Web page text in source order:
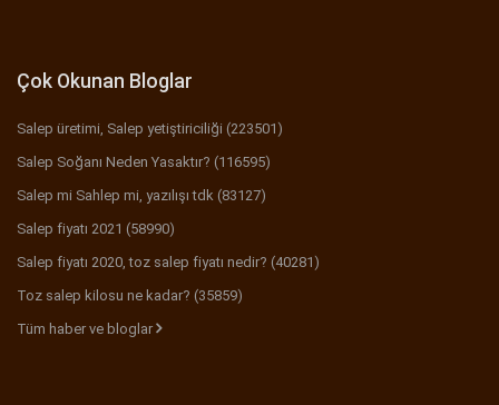
Çok Okunan Bloglar
Salep üretimi, Salep yetiştiriciliği (223501)
Salep Soğanı Neden Yasaktır? (116595)
Salep mi Sahlep mi, yazılışı tdk (83127)
Salep fiyatı 2021 (58990)
Salep fiyatı 2020, toz salep fiyatı nedir? (40281)
Toz salep kilosu ne kadar? (35859)
Tüm haber ve bloglar